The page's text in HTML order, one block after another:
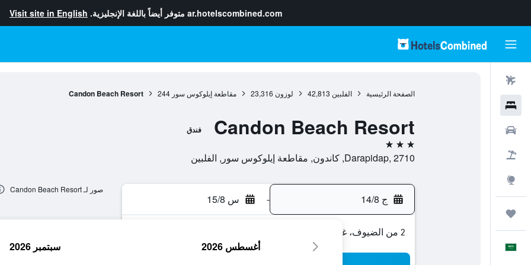
ar.hotelscombined.com متوفر أيضاً باللغة الإنجليزية. Visit site in English
الصفحة الرئيسية الفلبين 42,813 لوزون 23,316 مقاطعة إيلوكوس سور 244
Candon Beach Resort
Candon Beach Resort فندق
3 نجوم
Darapidap, 2710, كاندون, مقاطعة إيلوكوس سور, الفلبين
ج 14/8 - س 15/8
2 من الضيوف، غرفة واحدة
صور لـ Candon Beach Resort
أغسطس 2026 سبتمبر 2026